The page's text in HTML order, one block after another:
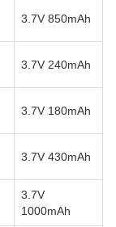
3.7V 850mAh
3.7V 240mAh
3.7V 180mAh
3.7V 430mAh
3.7V
1000mAh